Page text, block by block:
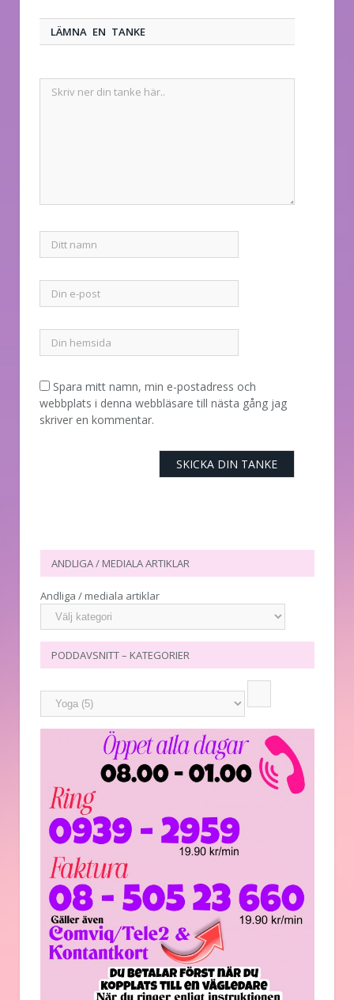
LÄMNA EN TANKE
Spara mitt namn, min e-postadress och
webbplats i denna webbläsare till nästa gång jag
skriver en kommentar.
ANDLIGA / MEDIALA ARTIKLAR
Andliga / mediala artiklar
PODDAVSNITT – KATEGORIER